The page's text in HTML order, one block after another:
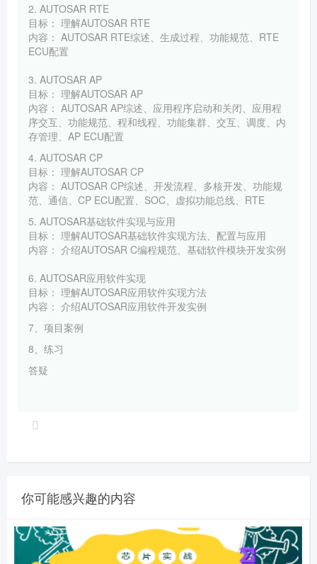
2. AUTOSAR RTE
目标： 理解AUTOSAR RTE
内容： AUTOSAR RTE综述、生成过程、功能规范、RTE
ECU配置
3. AUTOSAR AP
目标： 理解AUTOSAR AP
内容： AUTOSAR AP综述、应用程序启动和关闭、应用程
序交互、功能规范、程和线程、功能集群、交互、调度、内
存管理、AP ECU配置
4. AUTOSAR CP
目标： 理解AUTOSAR CP
内容： AUTOSAR CP综述、开发流程、多核开发、功能规
范、通信、CP ECU配置、SOC、虚拟功能总线、RTE
5. AUTOSAR基础软件实现与应用
目标： 理解AUTOSAR基础软件实现方法、配置与应用
内容： 介绍AUTOSAR C编程规范、基础软件模块开发实例
6. AUTOSAR应用软件实现
目标： 理解AUTOSAR应用软件实现方法
内容： 介绍AUTOSAR应用软件开发实例
7、项目案例
8、练习
答疑
你可能感兴趣的内容